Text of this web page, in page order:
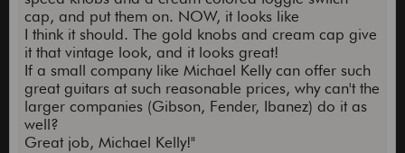
cap, and put them on. NOW, it looks like
I think it should. The gold knobs and cream cap give
it that vintage look, and it looks great!
If a small company like Michael Kelly can offer such
great guitars at such reasonable prices, why can't the
larger companies (Gibson, Fender, Ibanez) do it as
well?
Great job, Michael Kelly!"